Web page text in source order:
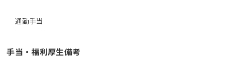
通勤手当
手当・福利厚生備考